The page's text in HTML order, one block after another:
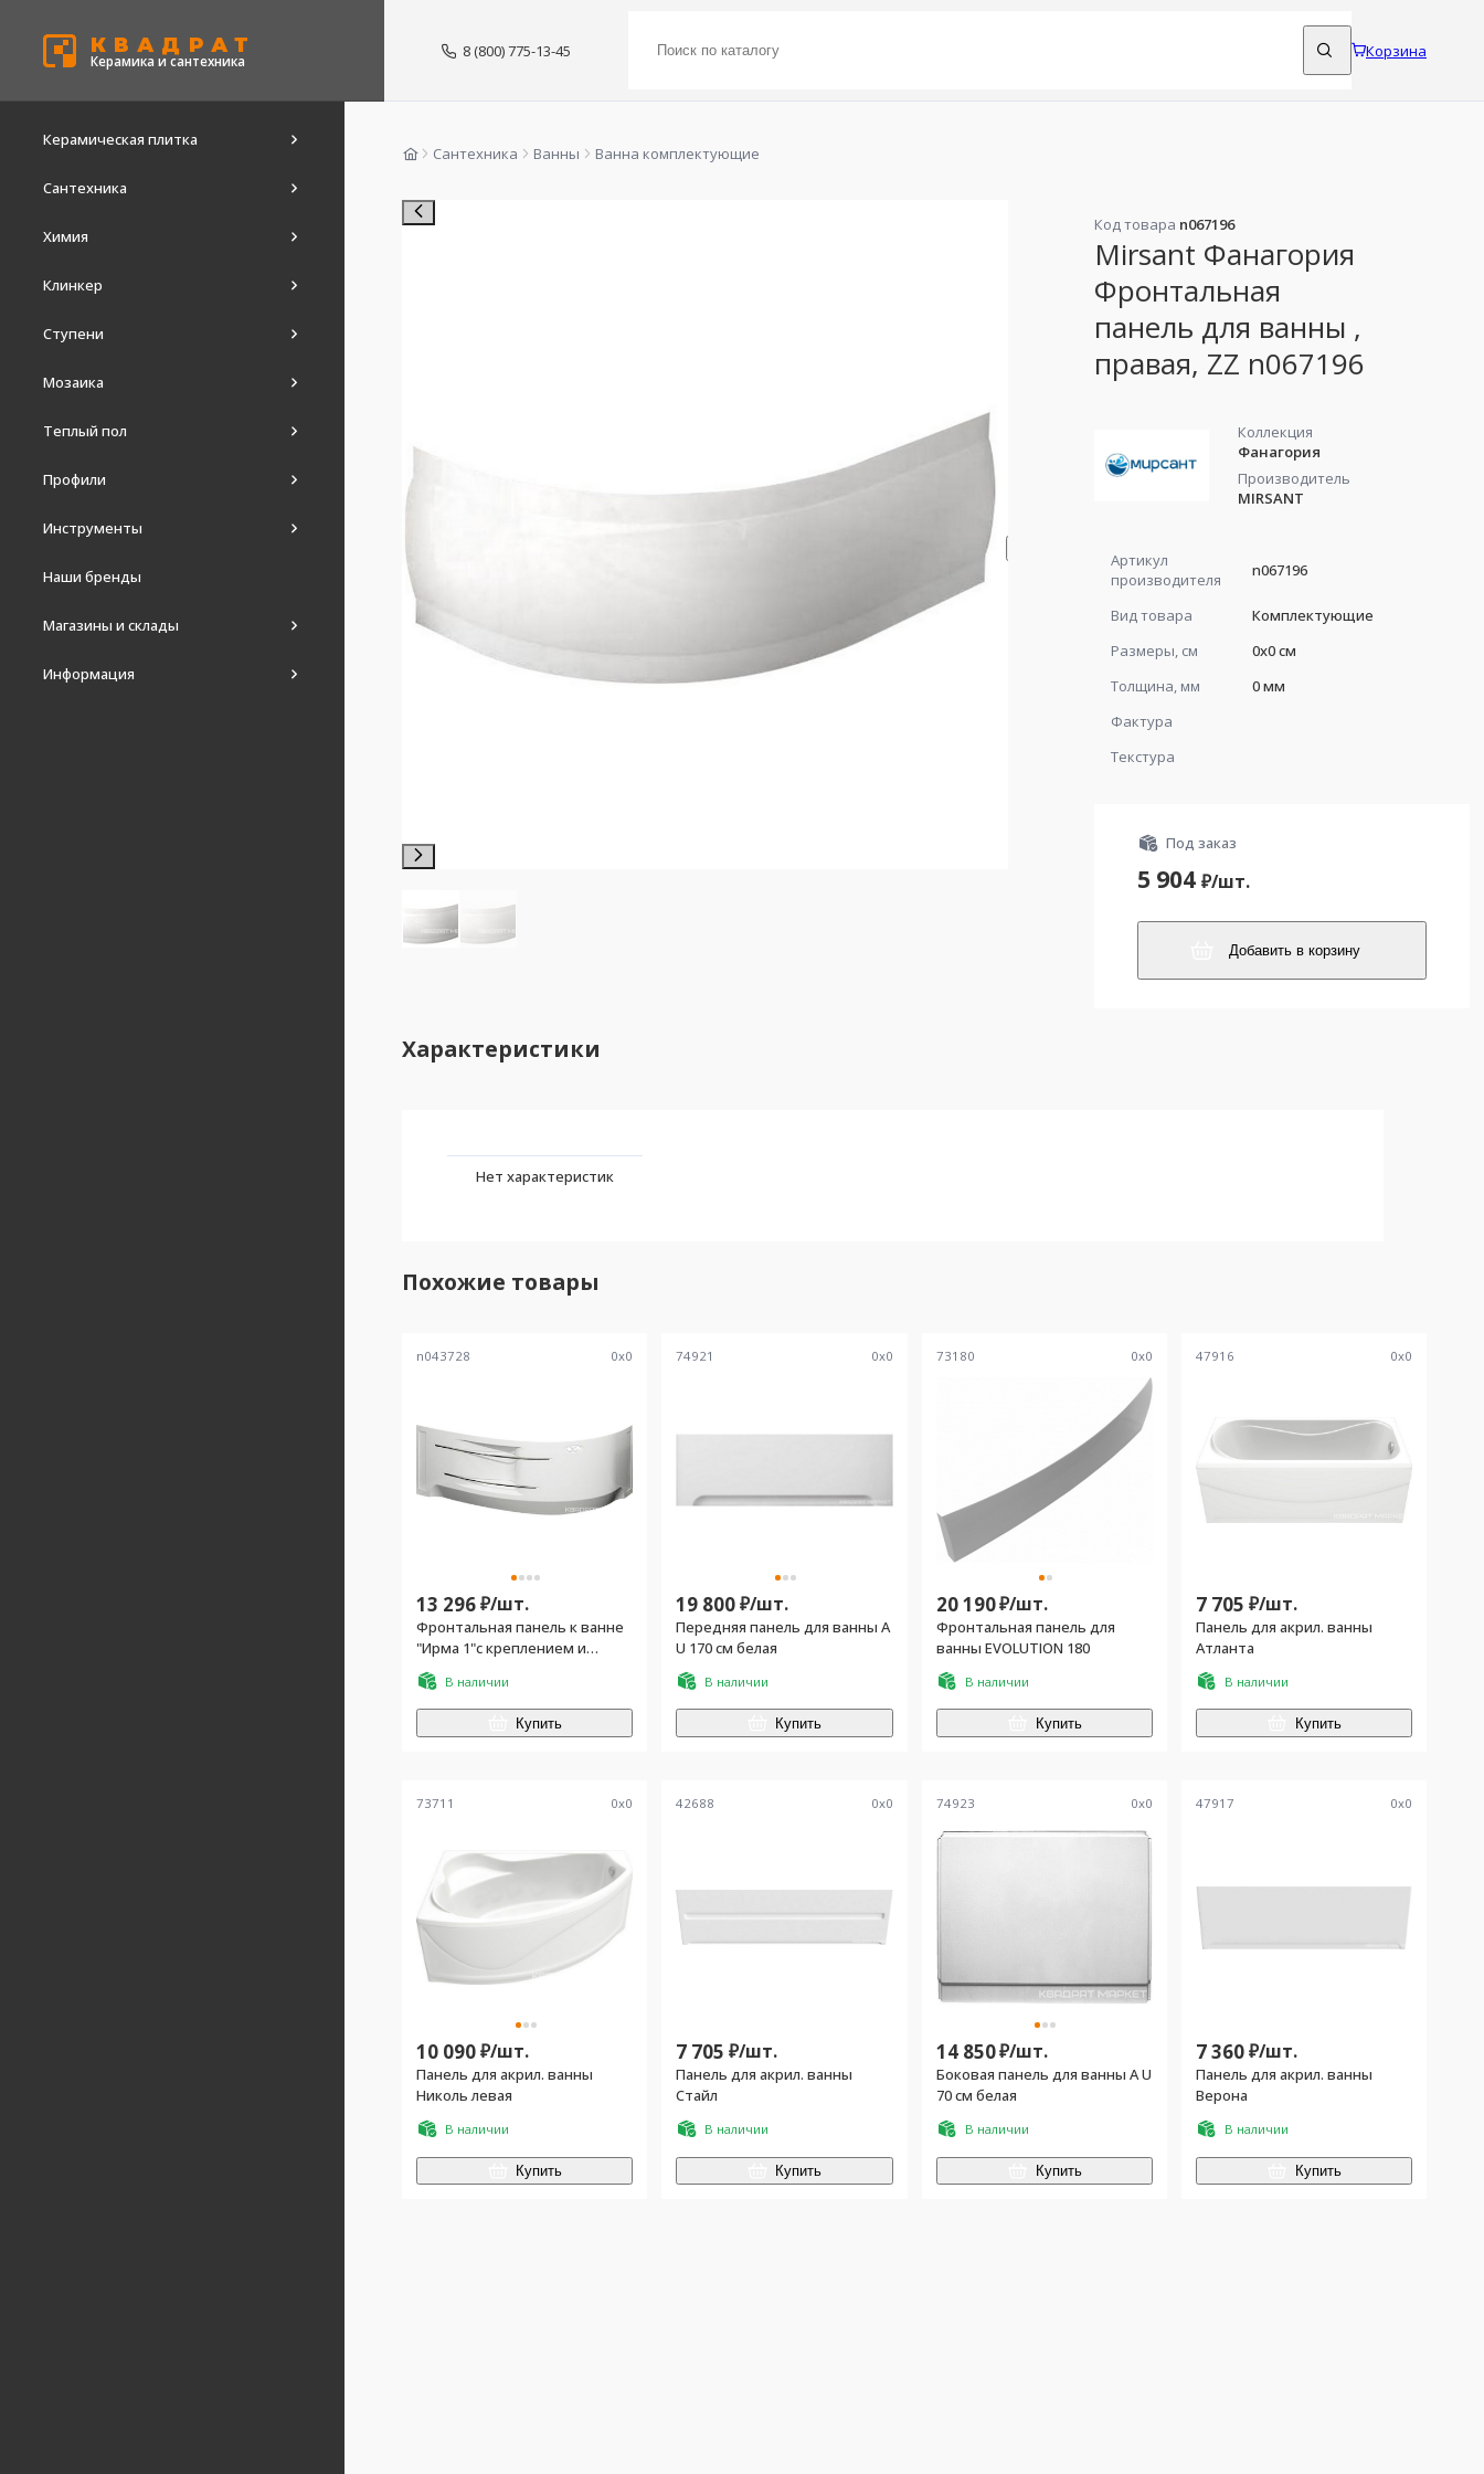
КВАДРАТ
Керамика и сантехника
8 (800) 775-13-45 Корзина
Керамическая плитка
Сантехника
Химия
Клинкер
Ступени
Мозаика
Теплый пол
Профили
Инструменты
Наши бренды
Магазины и склады
Информация
Сантехника Ванны Ванна комплектующие
Код товара n067196
Mirsant Фанагория
Фронтальная
панель для ванны ,
правая, ZZ n067196
Коллекция
Фанагория
Производитель
MIRSANT
Артикул
производителя
n067196
Вид товара
Комплектующие
Размеры, см
0x0 см
Толщина, мм
0 мм
Фактура
Текстура
Под заказ
5 904 ₽/шт.
Добавить в корзину
Характеристики
Нет характеристик
Похожие товары
n043728 0x0
13 296₽/шт.
Фронтальная панель к ванне
"Ирма 1"с креплением и
полотенцедержателем,
леваяВ наличии
Купить
74921 0x0
19 800₽/шт.
Передняя панель для ванны A
U 170 см белая
В наличии
Купить
73180 0x0
20 190₽/шт.
Фронтальная панель для
ванны EVOLUTION 180
В наличии
Купить
47916 0x0
7 705 ₽/шт.
Панель для акрил. ванны
Атланта
В наличии
Купить
73711 0x0
10 090₽/шт.
Панель для акрил. ванны
Николь левая
В наличии
Купить
42688 0x0
7 705 ₽/шт.
Панель для акрил. ванны
Стайл
В наличии
Купить
74923 0x0
14 850₽/шт.
Боковая панель для ванны A U
70 см белая
В наличии
Купить
47917 0x0
7 360₽/шт.
Панель для акрил. ванны
Верона
В наличии
Купить